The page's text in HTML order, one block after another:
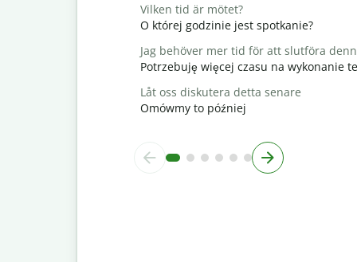
Vilken tid är mötet?
O której godzinie jest spotkanie?
Jag behöver mer tid för att slutföra
Potrzebuję więcej czasu na wykonanie
Låt oss diskutera detta senare
Omówmy to później